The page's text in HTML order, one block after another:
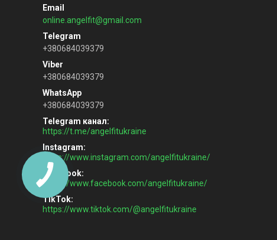
online.angelfit@gmail.com
+380684039379
+380684039379
+380684039379
Telegram канал
https://t.me/angelfitukraine
Instagram
https://www.instagram.com/angelfitukraine/
Facebook
https://www.facebook.com/angelfitukraine/
TikTok
https://www.tiktok.com/@angelfitukraine